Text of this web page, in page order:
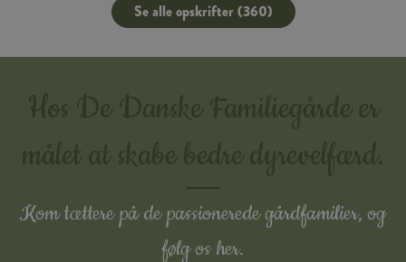
Se alle opskrifter (360)
Kom tættere på de passionerede gårdfamilier, og
følg os her.